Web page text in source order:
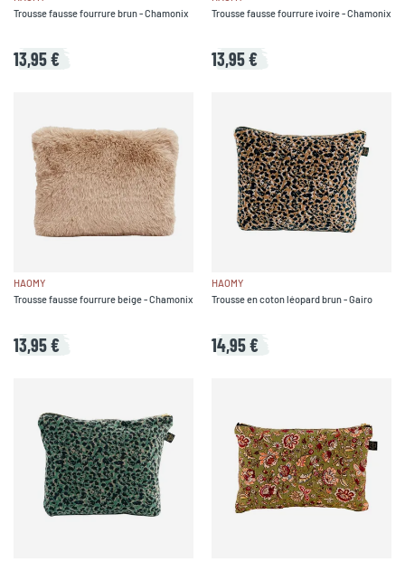
Trousse fausse fourrure brun - Chamonix
13,95 €
Trousse fausse fourrure ivoire - Chamonix
13,95 €
HAOMY
Trousse fausse fourrure beige - Chamonix
13,95 €
HAOMY
Trousse en coton léopard brun - Gairo
14,95 €